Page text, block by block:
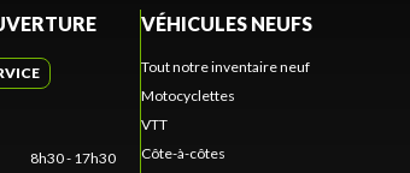
8h30 - 17h30
VÉHICULES NEUFS
Tout notre inventaire neuf
Motocyclettes
VTT
Côte-à-côtes